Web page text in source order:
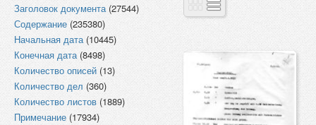
Заголовок документа(27544)
Содержание (235380)
Начальная дата(10445)
Конечная дата(8498)
Количество описей (13)
Количество дел (360)
Количество листов (1889)
Примечание (17934)